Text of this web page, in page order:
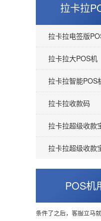
拉卡拉
拉卡拉电签版
拉卡拉大POS机
拉卡拉智能POS
拉卡拉收款码
拉卡拉超级收款
拉卡拉超级收款
POS机